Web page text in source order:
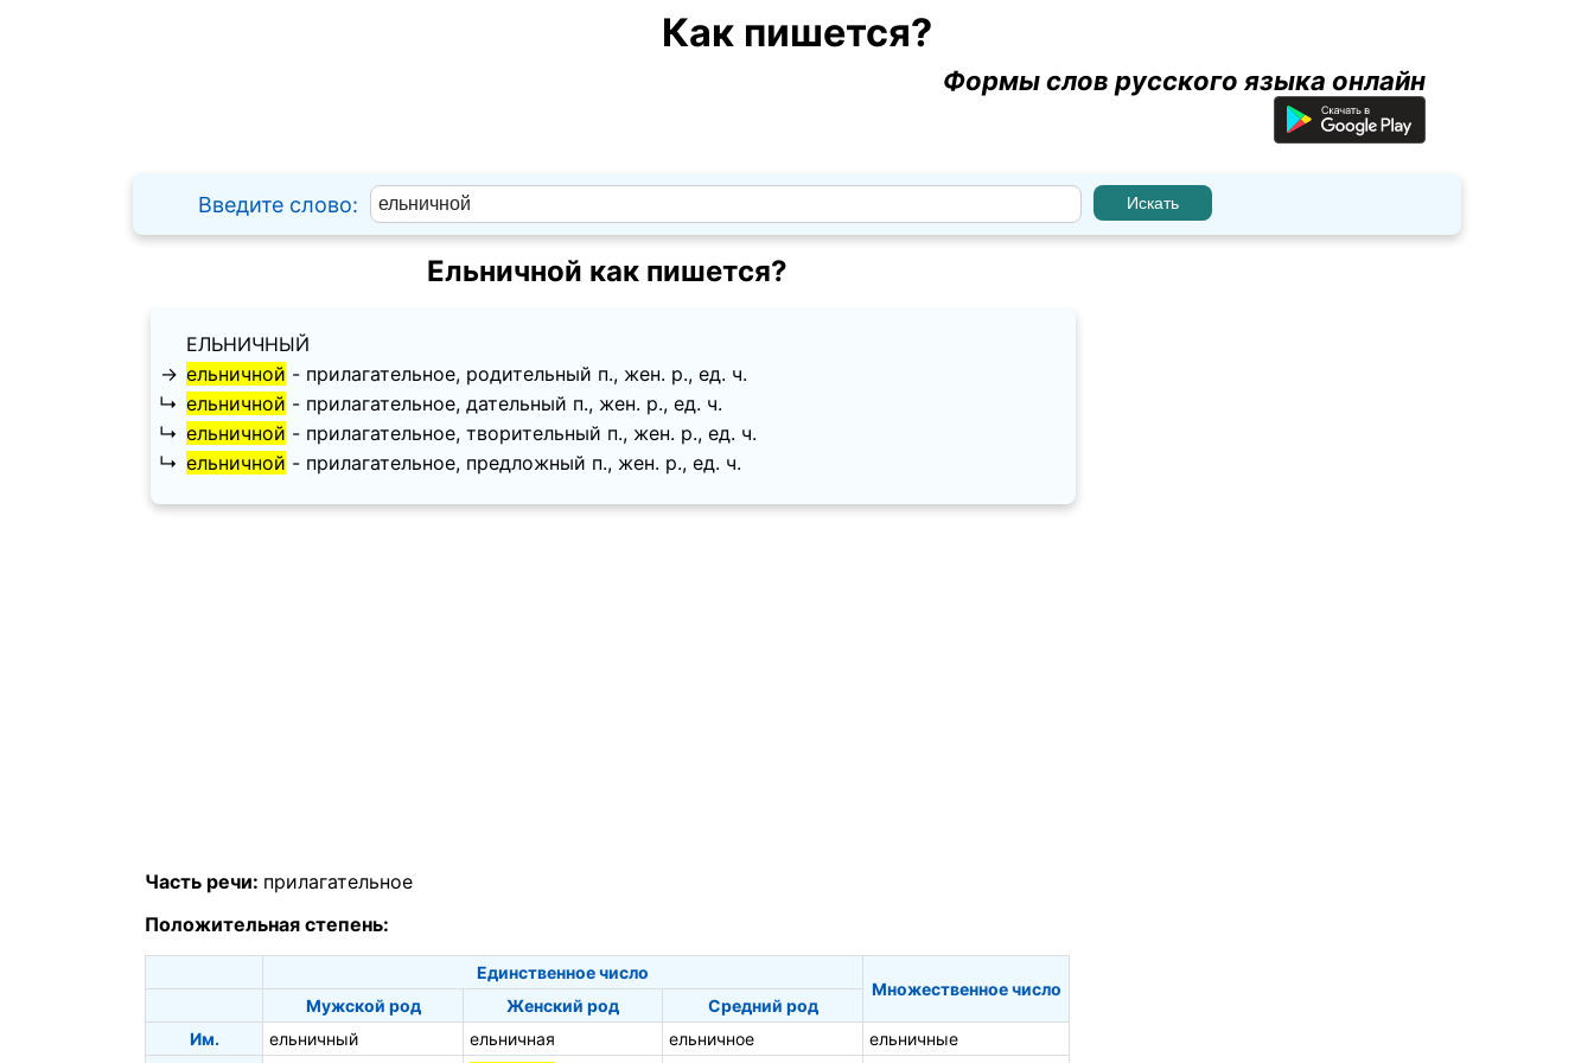
Как пишется?
Формы слов русского языка онлайн
Введите слово:
Ельничной как пишется?
ЕЛЬНИЧНЫЙ
→ ельничной - прилагательное, родительный п., жен. p., ед. ч.
↳ ельничной - прилагательное, дательный п., жен. p., ед. ч.
↳ ельничной - прилагательное, творительный п., жен. p., ед. ч.
↳ ельничной - прилагательное, предложный п., жен. p., ед. ч.
Часть речи: прилагательное
Положительная степень:
Единственное число
Множественное число
Мужской род
Женский род
Средний род
Им.
ельничный ельничная ельничное
ельничные